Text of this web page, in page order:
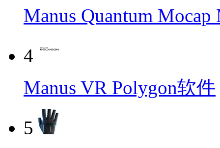
Manus Quantum
4
Manus VR Polygon软件
5